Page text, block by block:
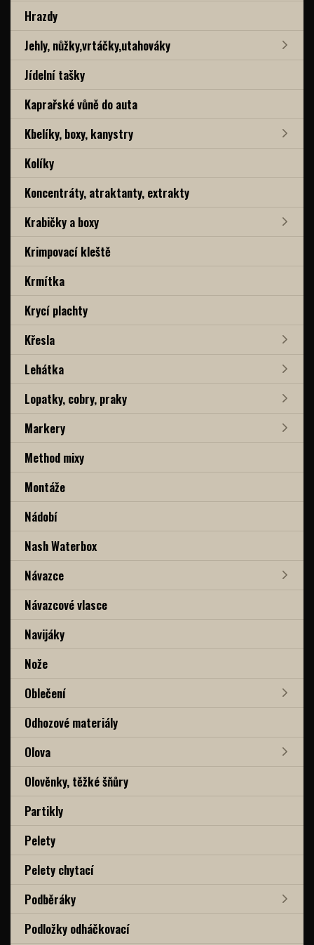
Hrazdy
Jehly, nůžky,vrtáčky,utahováky
Jídelní tašky
Kaprařské vůně do auta
Kbelíky, boxy, kanystry
Kolíky
Koncentráty, atraktanty, extrakty
Krabičky a boxy
Krimpovací kleště
Krmítka
Krycí plachty
Křesla
Lehátka
Lopatky, cobry, praky
Markery
Method mixy
Montáže
Nádobí
Nash Waterbox
Návazce
Návazcové vlasce
Navijáky
Nože
Oblečení
Odhozové materiály
Olova
Olověnky, těžké šňůry
Partikly
Pelety
Pelety chytací
Podběráky
Podložky odháčkovací